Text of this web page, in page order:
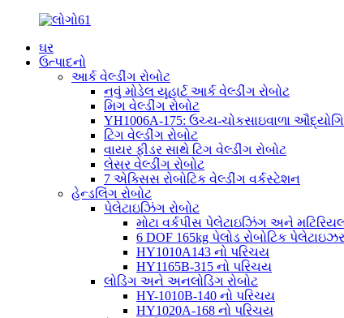
ઘર
ઉત્પાદનો
આર્ક વેલ્ડીંગ રોબોટ
નવું મોડેલ યૂહાર્ટ આર્ક વેલ્ડીંગ રોબોટ
મિગ વેલ્ડીંગ રોબોટ
YH1006A-175: ઉચ્ચ-ચોકસાઇવાળા
ટિગ વેલ્ડીંગ રોબોટ
વાયર ફીડર સાથે ટિગ વેલ્ડીંગ રોબોટ
લેસર વેલ્ડીંગ રોબોટ
7 એક્સિસ રોબોટિક વેલ્ડીંગ વર્કસ્ટેશન
હેન્ડલિંગ રોબોટ
પેલેટાઇઝિંગ રોબોટ
મોટા વર્કપીસ પેલેટાઇઝિંગ અને
6 DOF 165kg પેલોડ રોબોટિક પેલેટાઇઝર
HY1010A143 નો પરિચય
HY1165B-315 નો પરિચય
લોડિંગ અને અનલોડિંગ રોબોટ
HY-1010B-140 નો પરિચય
HY1020A-168 નો પરિચય